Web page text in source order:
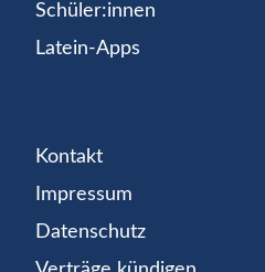
Schüler:innen
Latein-Apps
Kontakt
Impressum
Datenschutz